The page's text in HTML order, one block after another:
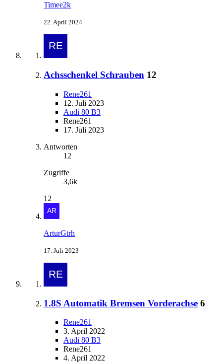
Timee2k
22. April 2024
Achsschenkel Schrauben 12
Rene261
12. Juli 2023
Audi 80 B3
Rene261
17. Juli 2023
Antworten
12
Zugriffe
3,6k
12
ArturGtrh
17. Juli 2023
1.8S Automatik Bremsen Vorderachse 6
Rene261
3. April 2022
Audi 80 B3
Rene261
4. April 2022